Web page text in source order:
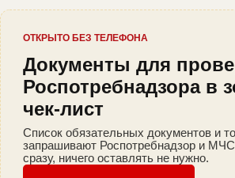
ОТКРЫТО БЕЗ ТЕЛЕФОНА
Документы для
Роспотребнадзора в
чек-лист
Список обязательных документов и
запрашивают Роспотребнадзор и
сразу, ничего оставлять не нужно.